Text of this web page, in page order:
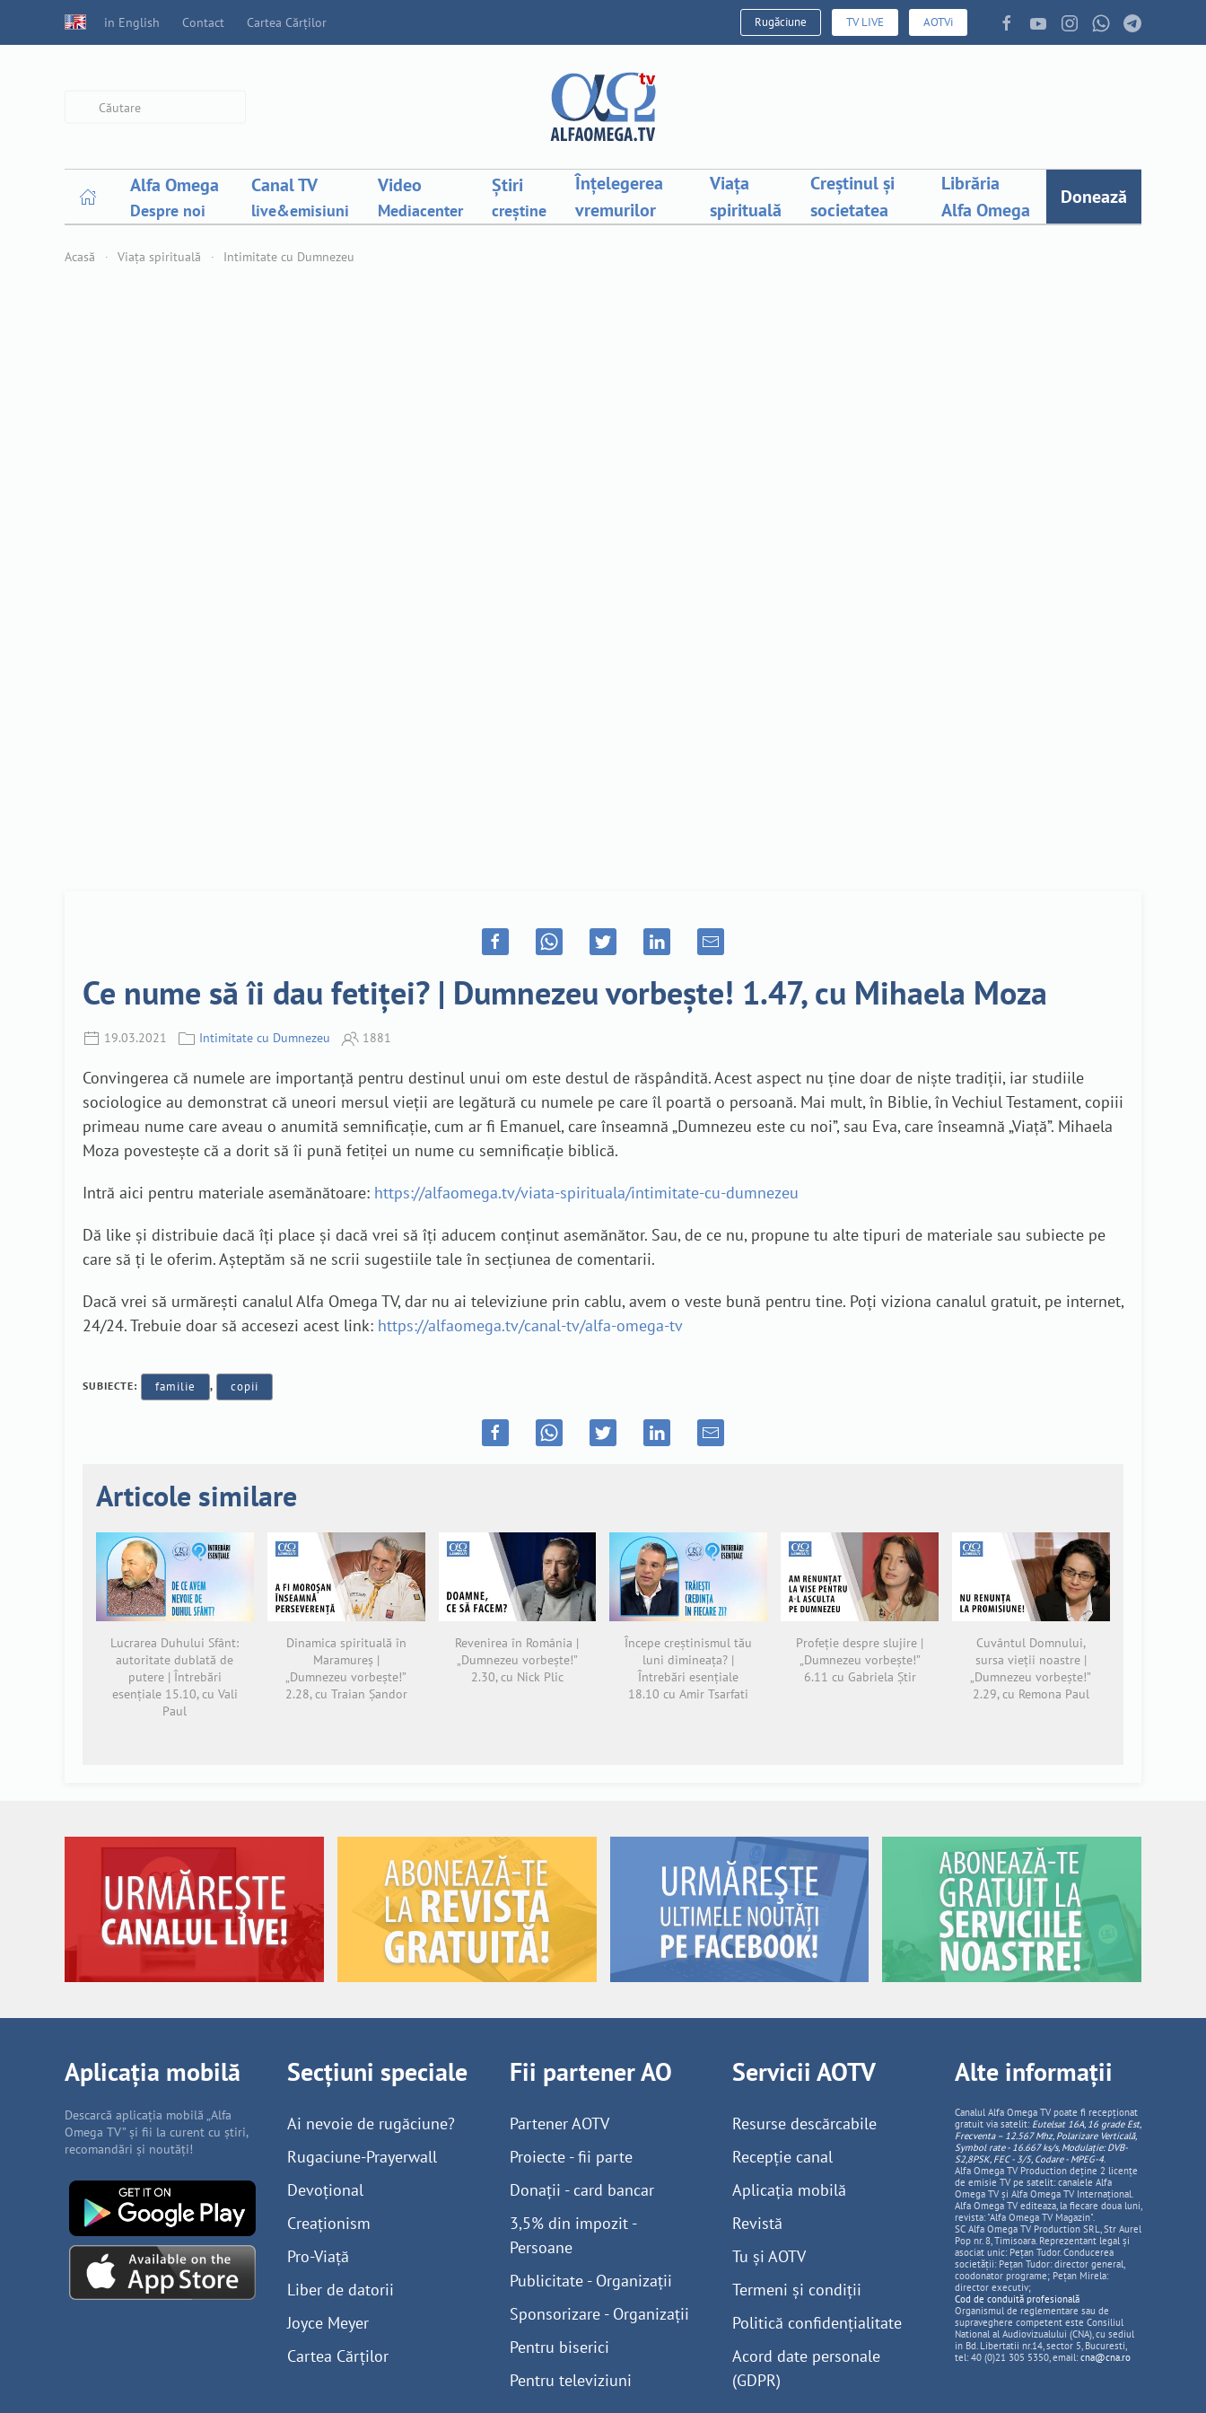
in English Contact Cartea Cărților Rugăciune TV LIVE AOTVi
Alfa Omega
Despre noi
Canal TV
live&emisiuni
Video
Mediacenter
Știri
creștine
Înțelegerea
vremurilor
Viața
spirituală
Creștinul și
societatea
Librăria
Alfa Omega
Donează
Acasă Viața spirituală Intimitate cu Dumnezeu
Ce nume să îi dau fetiței? | Dumnezeu vorbește! 1.47, cu Mihaela Moza
19.03.2021 Intimitate cu Dumnezeu 1881
Convingerea că numele are importanță pentru destinul unui om este destul de răspândită. Acest aspect nu ține doar de niște tradiții, iar studiile
sociologice au demonstrat că uneori mersul vieții are legătură cu numele pe care îl poartă o persoană. Mai mult, în Biblie, în Vechiul Testament, copiii
primeau nume care aveau o anumită semnificație, cum ar fi Emanuel, care înseamnă „Dumnezeu este cu noi”, sau Eva, care înseamnă „Viață”. Mihaela
Moza povestește că a dorit să îi pună fetiței un nume cu semnificație biblică.
Intră aici pentru materiale asemănătoare: https://alfaomega.tv/viata-spirituala/intimitate-cu-dumnezeu
Dă like și distribuie dacă îți place și dacă vrei să îți aducem conținut asemănător. Sau, de ce nu, propune tu alte tipuri de materiale sau subiecte pe
care să ți le oferim. Așteptăm să ne scrii sugestiile tale în secțiunea de comentarii.
Dacă vrei să urmărești canalul Alfa Omega TV, dar nu ai televiziune prin cablu, avem o veste bună pentru tine. Poți viziona canalul gratuit, pe internet,
24/24. Trebuie doar să accesezi acest link: https://alfaomega.tv/canal-tv/alfa-omega-tv
SUBIECTE: familie , copii
Articole similare
Lucrarea Duhului Sfânt:
autoritate dublată de
putere | Întrebări
esențiale 15.10, cu Vali
Paul
Dinamica spirituală în
Maramureș |
„Dumnezeu vorbește!”
2.28, cu Traian Șandor
Revenirea în România |
„Dumnezeu vorbește!”
2.30, cu Nick Plic
Începe creștinismul tău
luni dimineața? |
Întrebări esențiale
18.10 cu Amir Tsarfati
Profeție despre slujire |
„Dumnezeu vorbește!”
6.11 cu Gabriela Știr
Cuvântul Domnului,
sursa vieții noastre |
„Dumnezeu vorbește!”
2.29, cu Remona Paul
Aplicația mobilă
Descarcă aplicația mobilă „Alfa
Omega TV” și fii la curent cu știri,
recomandări și noutăți!
Secțiuni speciale
Ai nevoie de rugăciune?
Rugaciune-Prayerwall
Devoțional
Creaționism
Pro-Viață
Liber de datorii
Joyce Meyer
Cartea Cărților
Fii partener AO
Partener AOTV
Proiecte - fii parte
Donații - card bancar
3,5% din impozit -
Persoane
Publicitate - Organizații
Sponsorizare - Organizații
Pentru biserici
Pentru televiziuni
Servicii AOTV
Resurse descărcabile
Recepție canal
Aplicația mobilă
Revistă
Tu și AOTV
Termeni și condiții
Politică confidențialitate
Acord date personale
(GDPR)
Alte informații
Canalul Alfa Omega TV poate fi recepționat
gratuit via satelit: Eutelsat 16A, 16 grade Est,
Frecventa – 12.567 Mhz, PolarizareVerticală,
Symbol rate - 16.667 ks/s, Modulație: DVB-
S2,8PSK, FEC - 3/5, Codare - MPEG-4.
Alfa Omega TV Production deține 2 licențe
de emisie TV pe satelit: canalele Alfa
Omega TV și Alfa Omega TV Internațional.
Alfa Omega TV editeaza, la fiecare doua luni,
revista: "Alfa Omega TV Magazin".
SC Alfa Omega TV Production SRL, Str Aurel
Pop nr. 8, Timisoara. Reprezentant legal și
asociat unic: Pețan Tudor. Conducerea
societății: Pețan Tudor: director general,
coodonator programe; Pețan Mirela:
director executiv;
Cod de conduită profesională
Organismul de reglementare sau de
supraveghere competent este Consiliul
National al Audiovizualului (CNA), cu sediul
in Bd. Libertatii nr.14, sector 5, Bucuresti,
tel: 40 (0)21 305 5350, email: cna@cna.ro